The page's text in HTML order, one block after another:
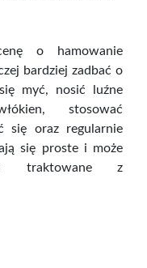
o hamowanie
bardziej zadbać o
myć, nosić luźne
stosować
się oraz regularnie
się proste i może
i traktowane z